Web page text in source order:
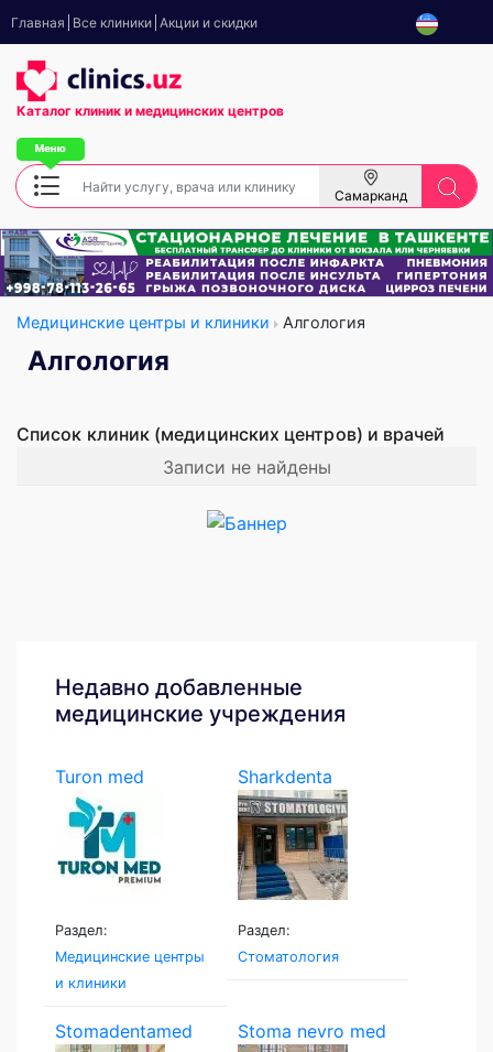
Главная Все клиники Акции и скидки
Каталог клиник и медицинских центров
Самарканд
Медицинские центры и клиники Алгология
Алгология
Список клиник (медицинских центров) и врачей
Записи не найдены
Недавно добавленные
медицинские учреждения
Turon med
Раздел:
Медицинские центры
и клиники
Sharkdenta
Раздел:
Стоматология
Stomadentamed Stoma nevro med